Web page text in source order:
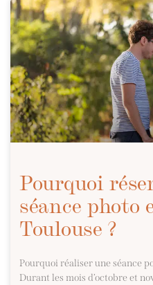
Pourquoi
séance photo
Toulouse ?
Pourquoi réaliser une séance
Durant les mois d’octobre et